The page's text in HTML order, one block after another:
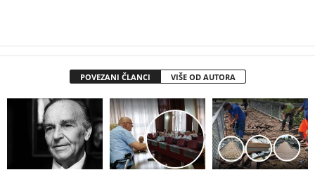
POVEZANI ČLANCI VIŠE OD AUTORA